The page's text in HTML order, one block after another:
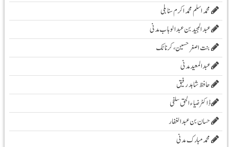
محمد اسلم محمد اکرم سنابلی
عبد المجید بن عبد الوہاب مدنی
بنت اصغر حسین، کرناٹک
عبدالمعید مدنی
حافظ شاہد رفیق
ڈاکٹر ضیاء الحق سلفی
حسان بن عبدالغفار
محمد مبارک مدنی